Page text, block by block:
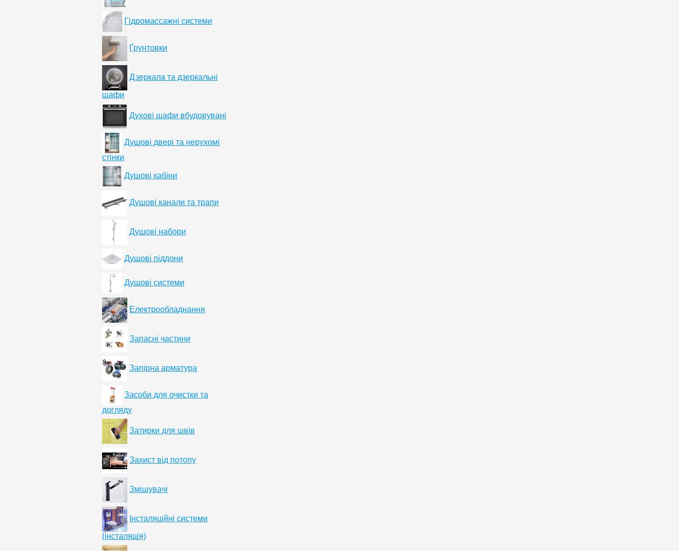
Гідромассажні системи
Ґрунтовки
Дзеркала та дзеркальні
шафи
Духові шафи вбудовувані
Душові двері та нерухомі
стінки
Душові кабіни
Душові канали та трапи
Душові набори
Душові піддони
Душові системи
Електрообладнання
Запасні частини
Запірна арматура
Засоби для очистки та
догляду
Затирки для швів
Захист від потопу
Змішувачі
Інсталяційні системи
(інсталяція)